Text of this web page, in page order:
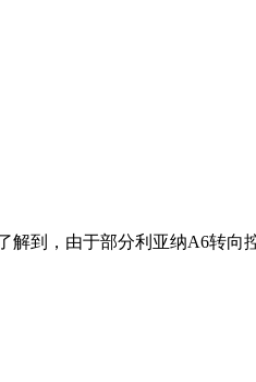
到，由于部分利亚纳A6转向